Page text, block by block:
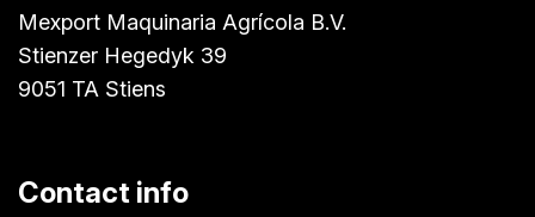
Mexport Maquinaria Agrícola B.V.
Stienzer Hegedyk 39
9051 TA Stiens
Contact info